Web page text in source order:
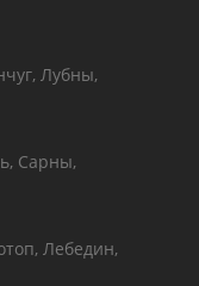
Лубны,
Сарны,
Лебедин,